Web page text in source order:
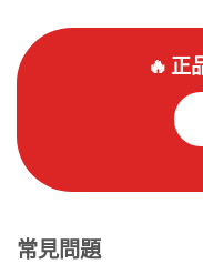
🔥 正
常見問題